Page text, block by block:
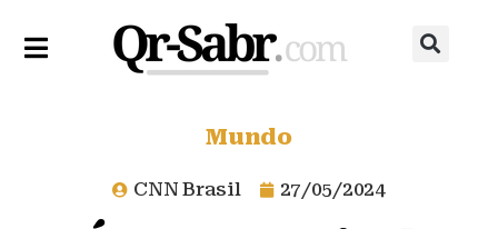
Mundo
CNN Brasil 27/05/2024